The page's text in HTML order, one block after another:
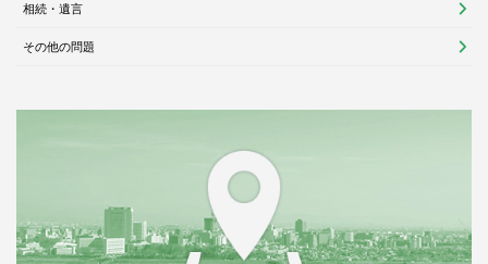
相続・遺言
その他の問題